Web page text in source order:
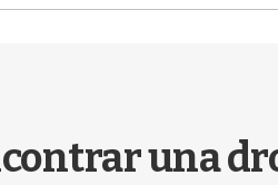
una